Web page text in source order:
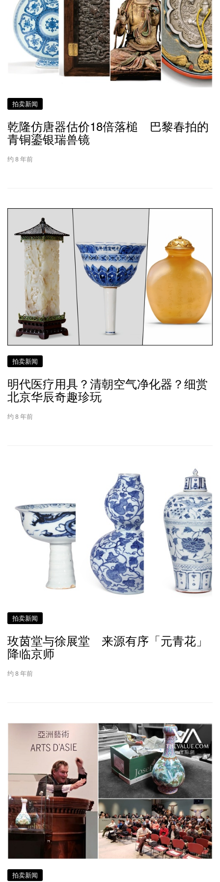
拍卖新闻
乾隆仿唐器估价18倍落槌 巴黎春拍的
青铜鎏银瑞兽镜
约 8 年前
拍卖新闻
明代医疗用具？清朝空气净化器？细赏
北京华辰奇趣珍玩
约 8 年前
拍卖新闻
玫茵堂与徐展堂 来源有序「元青花」
降临京师
约 8 年前
拍卖新闻